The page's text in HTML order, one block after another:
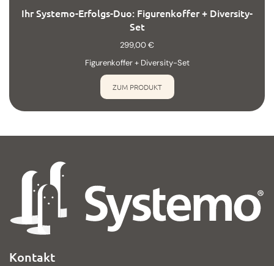
Ihr Systemo-Erfolgs-Duo: Figurenkoffer + Diversity-
Set
299,00€
Figurenkoffer + Diversity-Set
ZUM PRODUKT
Kontakt